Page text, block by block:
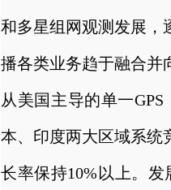
和多星组网观测发展，
播各类业务趋于融合并
从美国主导的单一
本、印度两大区域系统
长率保持10%以上。